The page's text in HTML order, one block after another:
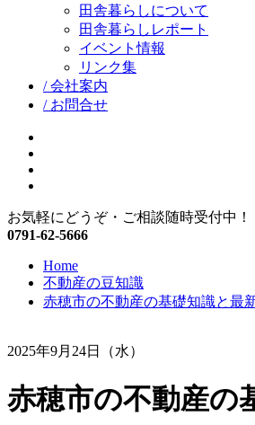
田舎暮らしについて
田舎暮らしレポート
イベント情報
リンク集
/ 会社案内
/ お問合せ
お気軽にどうぞ・ご相談随時受付中！
0791-62-5666
Home
不動産の豆知識
赤穂市の不動産の基礎知識と最
2025年9月24日（水）
赤穂市の不動産の